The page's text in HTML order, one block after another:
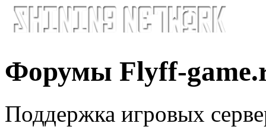
Форумы Flyff-
Поддержка игровых